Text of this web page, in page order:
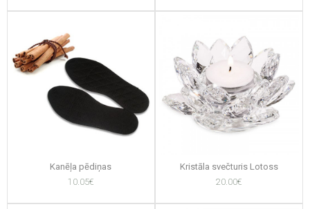
Kanēļa pēdiņas
10.05€
Kristāla svečturis Lotoss
20.00€